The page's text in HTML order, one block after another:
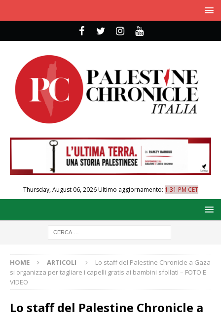
Thursday, August 06, 2026Ultimo aggiornamento: 1:31 PM CET
HOME ARTICOLI
Lo staff del Palestine Chronicle a Gaza
si organizza per tagliare i capelli gratis ai bambini sfollati – FOTO E
VIDEO
Lo staff del Palestine Chronicle a